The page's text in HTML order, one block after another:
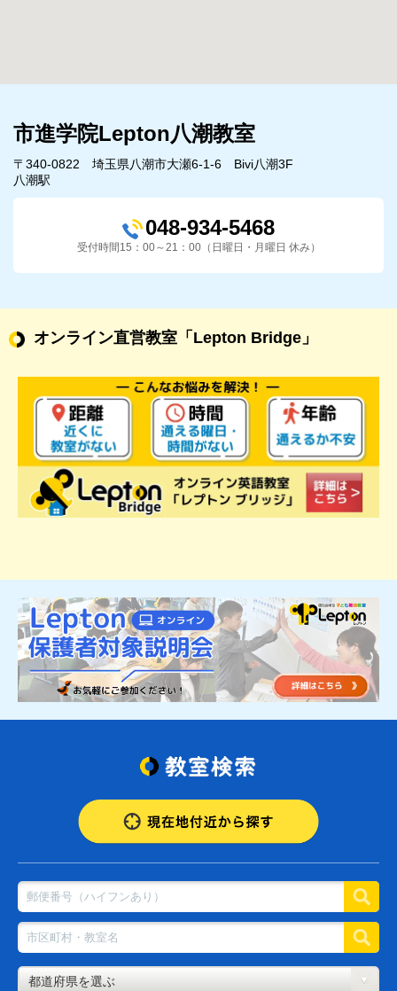
市進学院Lepton八潮教室
〒340-0822 埼玉県八潮市大瀬6-1-6 Bivi八潮3F
八潮駅
048-934-5468
受付時間15：00～21：00（日曜日・月曜日 休み）
オンライン直営教室 「Lepton Bridge」